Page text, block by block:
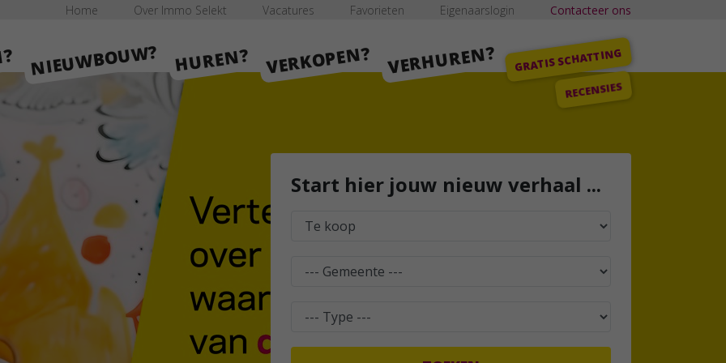
Home Over Immo Selekt Vacatures Favorieten Eigenaarslogin Contacteer ons
NIEUWBOUW? HUREN? VERKOPEN? VERHUREN? GRATIS SCHATTING
RECENSIES
Start hier jouw nieuw verhaal ...